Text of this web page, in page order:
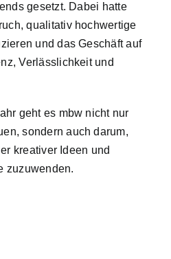
gesetzt. Dabei hatte
qualitativ hochwertige
und das Geschäft auf
Verlässlichkeit und
geht es mbw nicht nur
sondern auch darum,
kreativer Ideen und
zuzuwenden.